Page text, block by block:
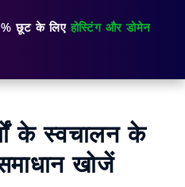
छूट के लिएहोस्टिंग और डोमेन
के स्वचालन के
खोजें